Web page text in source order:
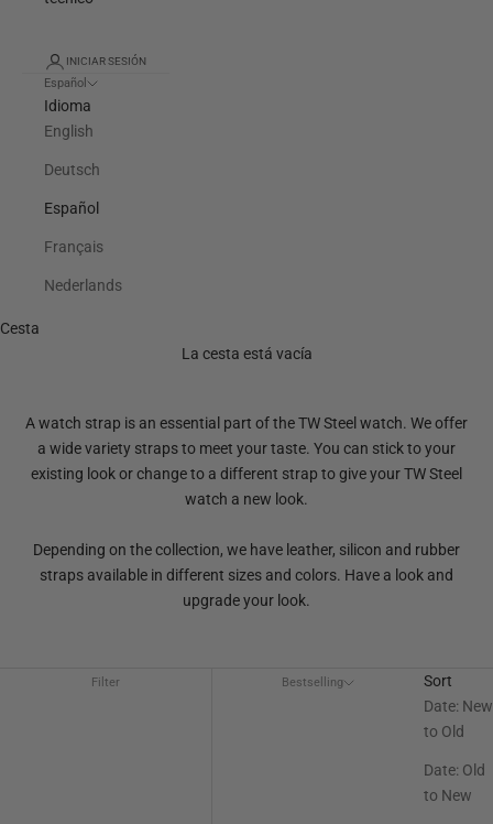
INICIAR SESIÓN
Español
Idioma
English
Deutsch
Español
Français
Nederlands
Cesta
La cesta está vacía
A watch strap is an essential part of the TW Steel watch. We offer
a wide variety straps to meet your taste. You can stick to your
existing look or change to a different strap to give your TW Steel
watch a new look.
Depending on the collection, we have leather, silicon and rubber
straps available in different sizes and colors. Have a look and
upgrade your look.
Filter Bestselling
Sort
Date: New
to Old
Date: Old
to New